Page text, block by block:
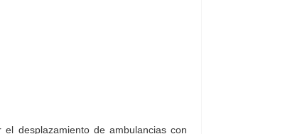
desplazamiento de ambulancias con